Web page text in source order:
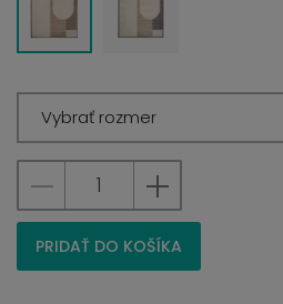
Vybrať rozmer
PRIDAŤ DO KOŠÍKA